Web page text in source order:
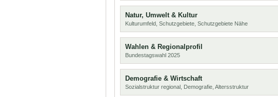
Natur, Umwelt & Kultur
Kulturumfeld, Schutzgebiete, Schutzgebiete Nähe
Wahlen & Regionalprofil
Bundestagswahl 2025
Demografie & Wirtschaft
Sozialstruktur regional, Demografie, Altersstruktur